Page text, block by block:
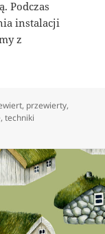
Podczas
instalacji
z
, przewierty,
,techniki